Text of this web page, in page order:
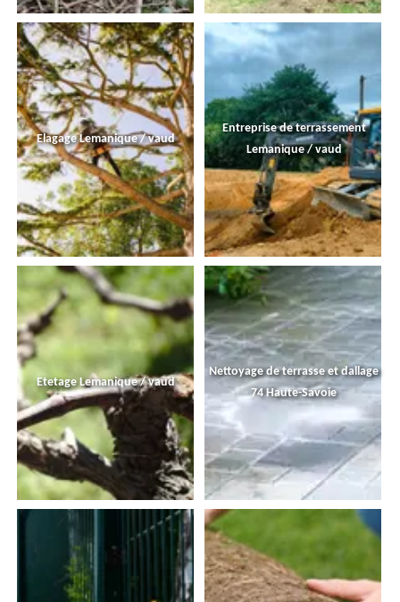
Elagage Lemanique / vaud
Entreprise de terrassement
Lemanique / vaud
Etetage Lemanique / vaud
Nettoyage de terrasse et dallage
74 Haute-Savoie